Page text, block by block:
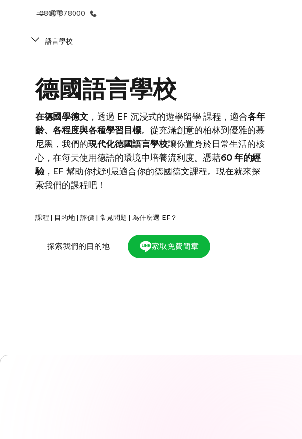
選單
0800 878000
歡迎來到EF
語言學校
德國語言學校
在德國學德文 ，透過 EF 沉浸式的遊學留學 課程，適合各年
齡、各程度與各種學習目標。從充滿創意的柏林到優雅的慕
尼黑，我們的現代化德國語言學校讓你置身於日常生活的核
心，在每天使用德語的環境中培養流利度。憑藉60 年的經
驗，EF 幫助你找到最適合你的德國德文課程。現在就來探
索我們的課程吧！
課程 目的地 評價 常見問題 為什麼選 EF？
探索我們的目的地 索取免費簡章